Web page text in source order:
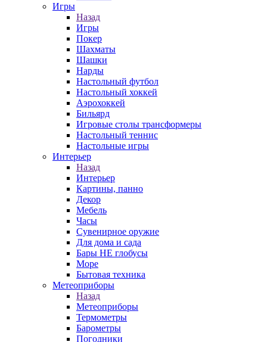
Игры
Назад
Игры
Покер
Шахматы
Шашки
Нарды
Настольный футбол
Настольный хоккей
Аэрохоккей
Бильярд
Игровые столы трансформеры
Настольный теннис
Настольные игры
Интерьер
Назад
Интерьер
Картины, панно
Декор
Мебель
Часы
Сувенирное оружие
Для дома и сада
Бары НЕ глобусы
Море
Бытовая техника
Метеоприборы
Назад
Метеоприборы
Термометры
Барометры
Погодники